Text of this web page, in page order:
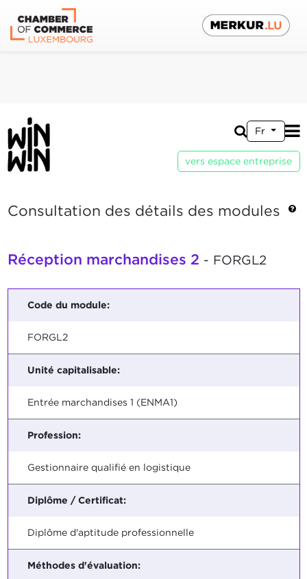
Fr
vers espace entreprise
Consultation des détails des modules
Réception marchandises 2 - FORGL2
Code du module:
FORGL2
Unité capitalisable:
Entrée marchandises 1 (ENMA1)
Profession:
Gestionnaire qualifié en logistique
Diplôme / Certificat:
Diplôme d'aptitude professionnelle
Méthodes d'évaluation: